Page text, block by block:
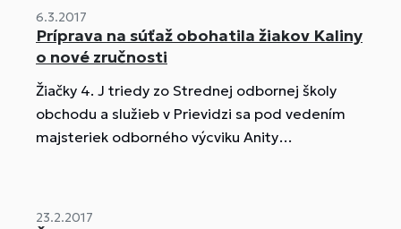
6.3.2017
Príprava na súťaž obohatila žiakov Kaliny
o nové zručnosti
Žiačky 4. J triedy zo Strednej odbornej školy
obchodu a služieb v Prievidzi sa pod vedením
majsteriek odborného výcviku Anity
23.2.2017